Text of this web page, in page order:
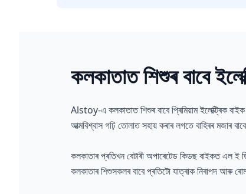
কলকাতাত শিশুৰ বাবে
Alstoy-এ কলকাতাত শিশুৰ বাবে প্ৰিমিয়াম ইলেক্ট্ৰিক
আত্মবিশ্বাস গঢ়ি তোলাত সহায় কৰাৰ লগতে বাহিৰৰ মজাৰ
কলকাতাৰ প্ৰতিখন বেটাৰী অপাৰেটেড কিডছ বাইকত এল ই
কলকাতাৰ শিশুসকলৰ বাবে প্ৰতিটো যাত্ৰাক নিৰাপদ আৰু